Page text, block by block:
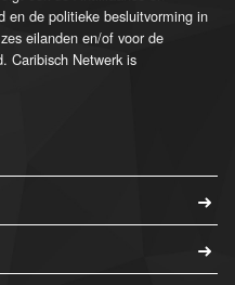
en de politieke besluitvorming in
eilanden en/of voor de
Caribisch Netwerk is